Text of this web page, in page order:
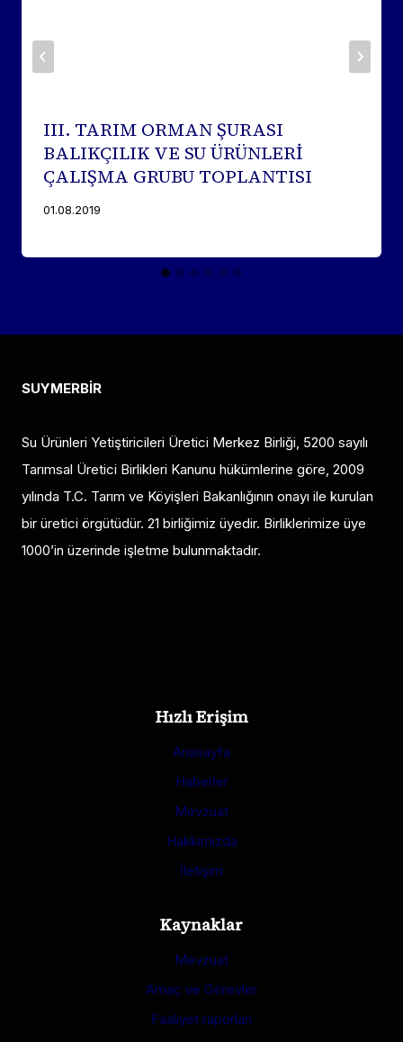
III. TARIM ORMAN ŞURASI
BALIKÇILIK VE SU ÜRÜNLERİ
ÇALIŞMA GRUBU TOPLANTISI
01.08.2019
SUYMERBİR
Su Ürünleri Yetiştiricileri Üretici Merkez Birliği, 5200 sayılı
Tarımsal Üretici Birlikleri Kanunu hükümlerine göre, 2009
yılında T.C. Tarım ve Köyişleri Bakanlığının onayı ile kurulan
bir üretici örgütüdür. 21 birliğimiz üyedir. Birliklerimize üye
1000’in üzerinde işletme bulunmaktadır.
Hızlı Erişim
Anasayfa
Haberler
Mevzuat
Hakkımızda
İletişim
Kaynaklar
Mevzuat
Amaç ve Görevler
Faaliyet raporları